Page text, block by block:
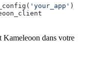
'your_app' )
Kameleoon dans votre